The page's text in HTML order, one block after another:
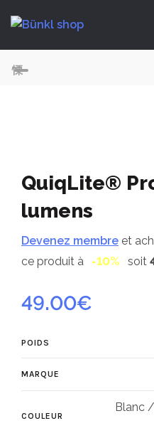
QuiqLite®
lumens
Devenez membre et
ce produit à
-10% soit
49.00€
POIDS
MARQUE
COULEUR
Blanc